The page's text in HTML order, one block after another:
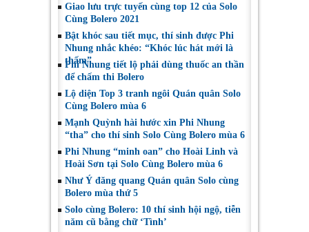
Giao lưu trực tuyến cùng top 12 của Solo
Cùng Bolero 2021
Bật khóc sau tiết mục, thí sinh được Phi
Nhung nhắc khéo: “Khóc lúc hát mới là
thấm”
Phi Nhung tiết lộ phải dùng thuốc an thần
để chấm thi Bolero
Lộ diện Top 3 tranh ngôi Quán quân Solo
Cùng Bolero mùa 6
Mạnh Quỳnh hài hước xin Phi Nhung
“tha” cho thí sinh Solo Cùng Bolero mùa 6
Phi Nhung “minh oan” cho Hoài Linh và
Hoài Sơn tại Solo Cùng Bolero mùa 6
Như Ý đăng quang Quán quân Solo cùng
Bolero mùa thứ 5
Solo cùng Bolero: 10 thí sinh hội ngộ, tiễn
năm cũ bằng chữ ‘Tình’